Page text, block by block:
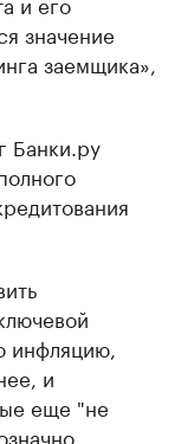
значение
заемщика»,
Банки.ру
инфляцию,
и
еще "не